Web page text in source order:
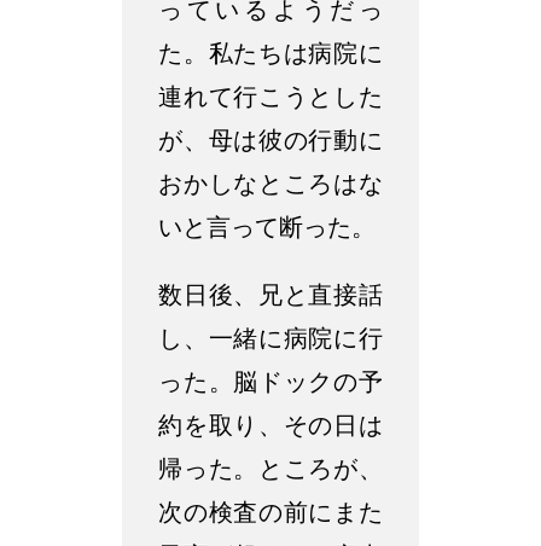
っているようだっ
た。私たちは病院に
連れて行こうとした
が、母は彼の行動に
おかしなところはな
いと言って断った。
数日後、兄と直接話
し、一緒に病院に行
った。脳ドックの予
約を取り、その日は
帰った。ところが、
次の検査の前にまた